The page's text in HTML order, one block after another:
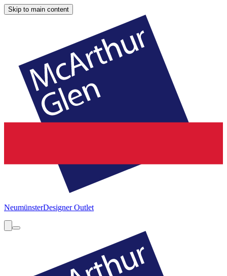
Skip to main content
NeumünsterDesigner Outlet